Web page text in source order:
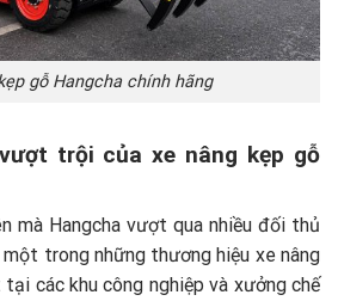
gỗ Hangcha chính hãng
trội của xe nâng kẹp gỗ
mà Hangcha vượt qua nhiều đối thủ
trong những thương hiệu xe nâng
các khu công nghiệp và xưởng chế